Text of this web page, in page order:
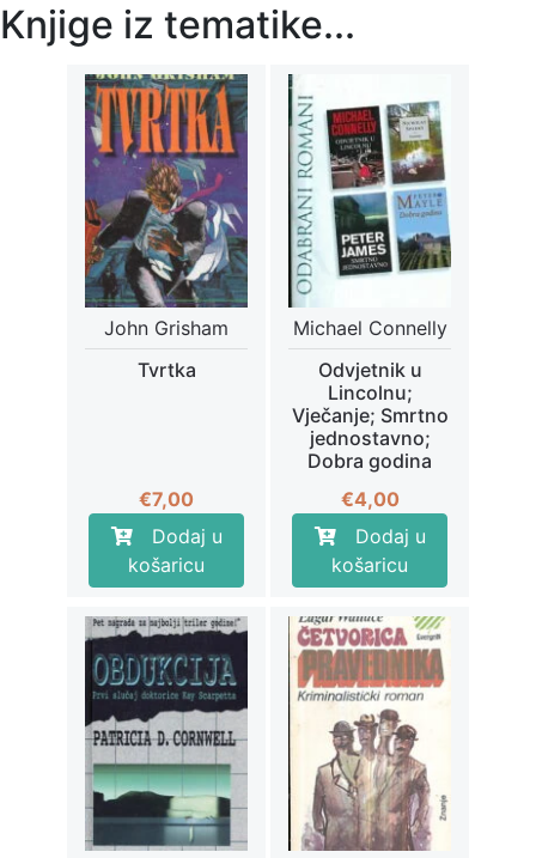
Knjige iz tematike...
John Grisham
Tvrtka
€7,00
Dodaj u
košaricu
Michael Connelly
Odvjetnik u
Lincolnu;
Vječanje; Smrtno
jednostavno;
Dobra godina
€4,00
Dodaj u
košaricu